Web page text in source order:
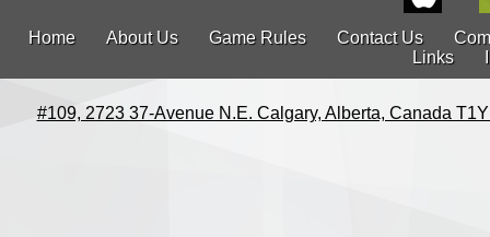
Home About Us Game Rules Contact Us
Links
#109, 2723 37-Avenue N.E. Calgary, Alberta, Canada